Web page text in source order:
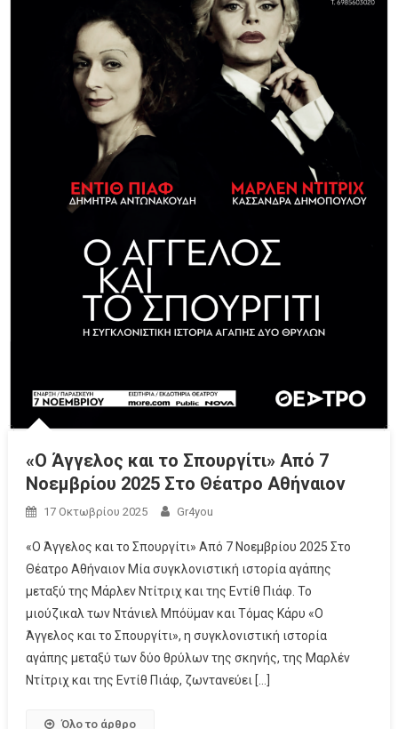
«Ο Άγγελος και το Σπουργίτι» Από 7
Νοεμβρίου 2025 Στο Θέατρο Αθήναιον
17 Οκτωβρίου 2025 Gr4you
«Ο Άγγελος και το Σπουργίτι» Από 7 Νοεμβρίου 2025 Στο
Θέατρο Αθήναιον Μία συγκλονιστική ιστορία αγάπης
μεταξύ της Μάρλεν Ντίτριχ και της Εντίθ Πιάφ. Το
μιούζικαλ των Ντάνιελ Μπόϋμαν και Τόμας Κάρυ «Ο
Άγγελος και το Σπουργίτι», η συγκλονιστική ιστορία
αγάπης μεταξύ των δύο θρύλων της σκηνής, της Μαρλέν
Ντίτριχ και της Εντίθ Πιάφ, ζωντανεύει […]
Όλο το άρθρο